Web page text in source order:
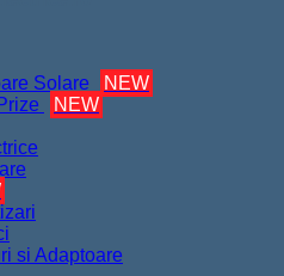
Solare
NEW
NEW
si Adaptoare